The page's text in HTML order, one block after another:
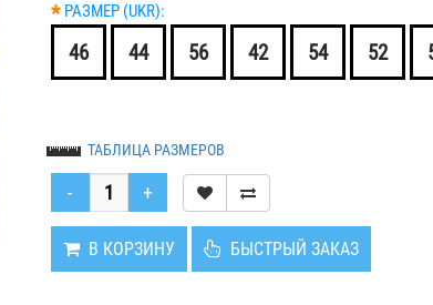
* РАЗМЕР (UKR):
46 44 56 42 54 52
ТАБЛИЦА РАЗМЕРОВ
В КОРЗИНУ БЫСТРЫЙ ЗАКАЗ